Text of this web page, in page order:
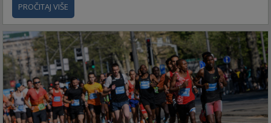
PROČITAJ VIŠE